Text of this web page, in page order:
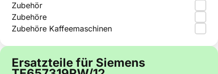
Zubehör
Zubehöre
Zubehöre Kaffeemaschinen
Ersatzteile für Siemens